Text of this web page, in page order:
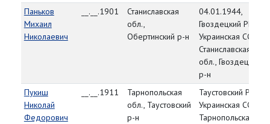
Паньков
Михаил
Николаевич
__.__.1901
Станиславская
обл.,
Обертинский р-н
04.01.1944,
Гвоздецкий РВК,
Украинская ССР,
Станиславская
обл., Гвоздецкий
р-н
Пукиш
Николай
Федорович
__.__.1911
Тарнопольская
обл., Таустовский
р-н
Таустовский РВК,
Украинская ССР,
Тарнопольская